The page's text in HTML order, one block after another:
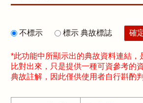
不標示 標示 典故標誌
*此功能中所顯示出的典故資料連結，
比對出來，只是提供一種可資參考的
典故註解，因此僅供使用者自行斟酌